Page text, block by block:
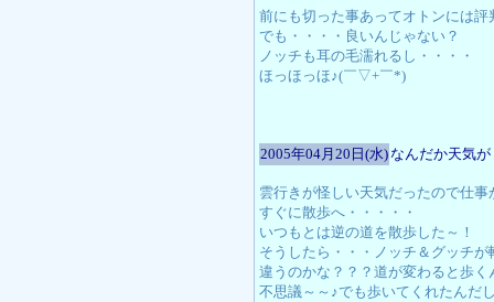
前にも切った事あってオトンには評
でも・・・・良いんじゃない？
ノッチも耳の毛濡れるし・・・・
ほっほっほ♪(￣▽+￣*)
2005年04月20日(水)なんだか天気
雲行きが怪しい天気だったので仕
すぐに散歩へ・・・・・
いつもとは逆の道を散歩した～！
そうしたら・・・ノッチ＆グッチ
違うのかな？？？道が変わると歩く
不思議～～♪でも歩いてくれたんだ